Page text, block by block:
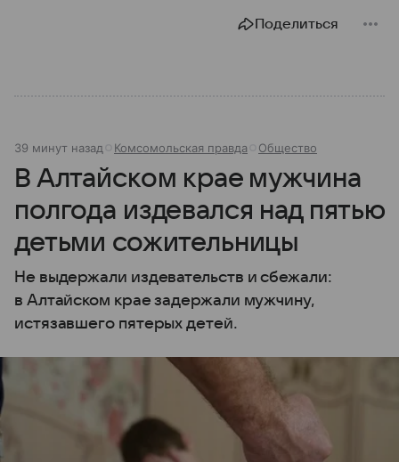
Поделиться
39 минут назад Комсомольская правда Общество
В Алтайском крае мужчина
полгода издевался над пятью
детьми сожительницы
Не выдержали издевательств и сбежали:
в Алтайском крае задержали мужчину,
истязавшего пятерых детей.